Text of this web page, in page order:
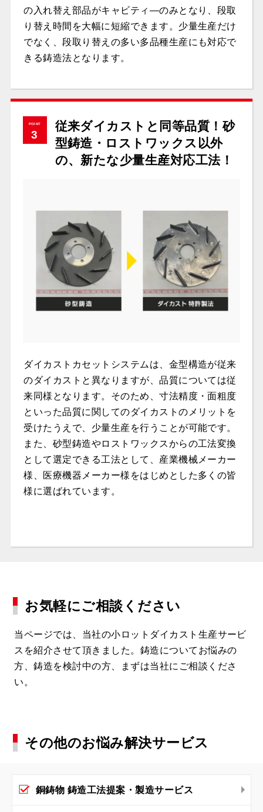
の入れ替え部品がキャビティ―のみとなり、段取
り替え時間を大幅に短縮できます。少量生産だけ
でなく、段取り替えの多い多品種生産にも対応で
きる鋳造法となります。
POINT
3
従来ダイカストと同等品質！砂
型鋳造・ロストワックス以外
の、新たな少量生産対応工法！
ダイカストカセットシステムは、金型構造が従来
のダイカストと異なりますが、品質については従
来同様となります。そのため、寸法精度・面粗度
といった品質に関してのダイカストのメリットを
受けたうえで、少量生産を行うことが可能です。
また、砂型鋳造やロストワックスからの工法変換
として選定できる工法として、産業機械メーカー
様、医療機器メーカー様をはじめとした多くの皆
様に選ばれています。
お気軽にご相談ください
当ページでは、当社の小ロットダイカスト生産サービ
スを紹介させて頂きました。鋳造についてお悩みの
方、鋳造を検討中の方、まずは当社にご相談くださ
い。
その他のお悩み解決サービス
銅鋳物 鋳造工法提案・製造サービス